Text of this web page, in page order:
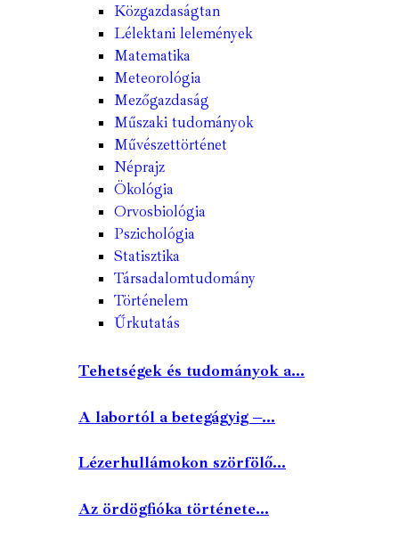
Közgazdaságtan
Lélektani lelemények
Matematika
Meteorológia
Mezőgazdaság
Műszaki tudományok
Művészettörténet
Néprajz
Ökológia
Orvosbiológia
Pszichológia
Statisztika
Társadalomtudomány
Történelem
Űrkutatás
Tehetségek és tudományok a...
A labortól a betegágyig –...
Lézerhullámokon szörfölő...
Az ördögfióka története...